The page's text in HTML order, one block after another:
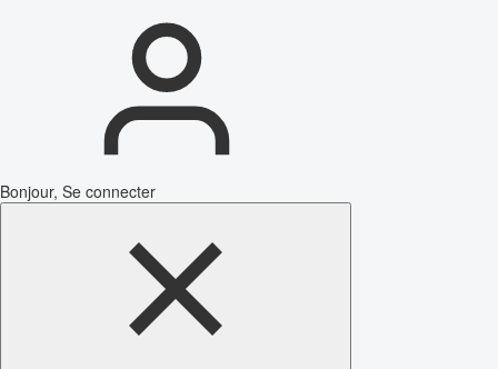
Bonjour, Se connecter